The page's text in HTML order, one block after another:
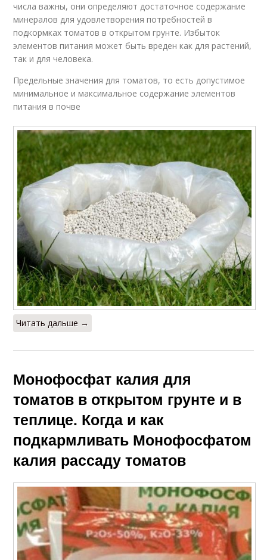
числа важны, они определяют достаточное содержание
минералов для удовлетворения потребностей в
подкормках томатов в открытом грунте. Избыток
элементов питания может быть вреден как для растений,
так и для человека.
Предельные значения для томатов, то есть допустимое
минимальное и максимальное содержание элементов
питания в почве
Читать дальше →
Монофосфат калия для
томатов в открытом грунте и в
теплице. Когда и как
подкармливать Монофосфатом
калия рассаду томатов